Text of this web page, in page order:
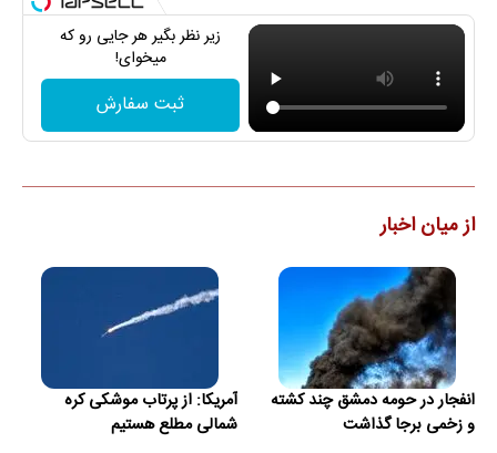
زیر نظر بگیر هر جایی رو که
میخوای!
ثبت سفارش
از میان اخبار
انفجار در حومه دمشق چند کشته
و زخمی برجا گذاشت
آمریکا: از پرتاب موشکی کره
شمالی مطلع هستیم